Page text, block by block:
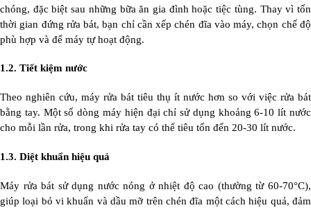
chóng, đặc biệt sau những bữa ăn gia đình hoặc tiệc tùng. Thay vì tốn
thời gian đứng rửa bát, bạn chỉ cần xếp chén đĩa vào máy, chọn chế độ
phù hợp và để máy tự hoạt động.
1.2. Tiết kiệm nước
Theo nghiên cứu, máy rửa bát tiêu thụ ít nước hơn so với việc rửa bát
bằng tay. Một số dòng máy hiện đại chỉ sử dụng khoảng 6-10 lít nước
cho mỗi lần rửa, trong khi rửa tay có thể tiêu tốn đến 20-30 lít nước.
1.3. Diệt khuẩn hiệu quả
Máy rửa bát sử dụng nước nóng ở nhiệt độ cao (thường từ 60-70°C),
giúp loại bỏ vi khuẩn và dầu mỡ trên chén đĩa một cách hiệu quả, đảm